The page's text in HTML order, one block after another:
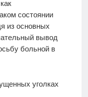
состоянии
из основных
вывод
больной в